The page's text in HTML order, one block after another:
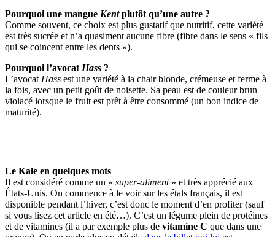
Pourquoi une mangue Kentplutôt qu’une autre ?
Comme souvent, ce choix est plus gustatif que nutritif, cette variété
est très sucrée et n’a quasiment aucune fibre (fibre dans le sens « fils
qui se coincent entre les dents »).
Pourquoi l’avocat Hass ?
L’avocat Hass est une variété à la chair blonde, crémeuse et ferme à
la fois, avec un petit goût de noisette. Sa peau est de couleur brun
violacé lorsque le fruit est prêt à être consommé (un bon indice de
maturité).
Le Kale en quelques mots
Il est considéré comme un « super-aliment» et très apprécié aux
États-Unis. On commence à le voir sur les étals français, il est
disponible pendant l’hiver, c’est donc le moment d’en profiter (sauf
si vous lisez cet article en été…). C’est un légume plein de protéines
et de vitamines (il a par exemple plus de vitamine C que dans une